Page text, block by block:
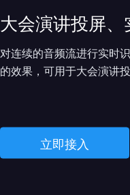
大会演讲投屏
对连续的音频流进行实时
的效果，可用于大会演讲
立即接入